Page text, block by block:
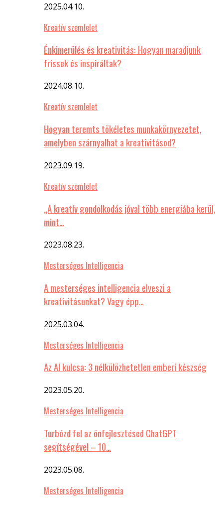
2025.04.10.
Kreatív szemlelet
Énkimerülés és kreativitás: Hogyan maradjunk
frissek és inspiráltak?
2024.08.10.
Kreatív szemlelet
Hogyan teremts tökéletes munkakörnyezetet,
amelyben szárnyalhat a kreativitásod?
2023.09.19.
Kreatív szemlelet
„A kreatív gondolkodás jóval több energiába kerül,
mint…
2023.08.23.
Mesterséges Intelligencia
A mesterséges intelligencia elveszi a
kreativitásunkat? Vagy épp…
2025.03.04.
Mesterséges Intelligencia
Az AI kulcsa: 3 nélkülözhetetlen emberi készség
2023.05.20.
Mesterséges Intelligencia
Turbózd fel az önfejlesztésed ChatGPT
segítségével – 10…
2023.05.08.
Mesterséges Intelligencia